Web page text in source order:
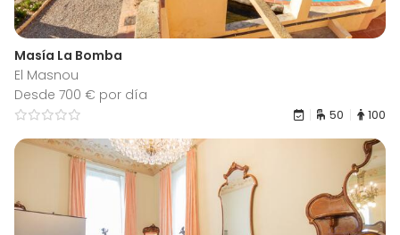
Masía La Bomba
El Masnou
Desde 700 € por día
50 100